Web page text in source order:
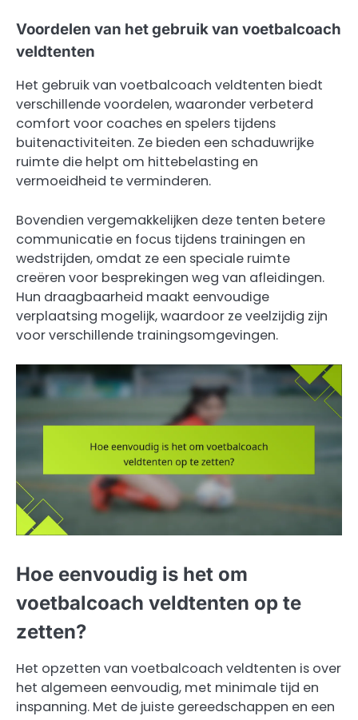
Voordelen van het gebruik van voetbalcoach
veldtenten
Het gebruik van voetbalcoach veldtenten biedt
verschillende voordelen, waaronder verbeterd
comfort voor coaches en spelers tijdens
buitenactiviteiten. Ze bieden een schaduwrijke
ruimte die helpt om hittebelasting en
vermoeidheid te verminderen.
Bovendien vergemakkelijken deze tenten betere
communicatie en focus tijdens trainingen en
wedstrijden, omdat ze een speciale ruimte
creëren voor besprekingen weg van afleidingen.
Hun draagbaarheid maakt eenvoudige
verplaatsing mogelijk, waardoor ze veelzijdig zijn
voor verschillende trainingsomgevingen.
Hoe eenvoudig is het om
voetbalcoach veldtenten op te
zetten?
Het opzetten van voetbalcoach veldtenten is over
het algemeen eenvoudig, met minimale tijd en
inspanning. Met de juiste gereedschappen en een